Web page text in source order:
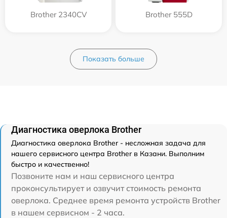
Brother 2340CV Brother 555D
Показать больше
Диагностика оверлока Brother
Диагностика оверлока Brother - несложная задача для
нашего сервисного центра Brother в Казани. Выполним
быстро и качественно!
Позвоните нам и наш сервисного центра
проконсультирует и озвучит стоимость ремонта
оверлока. Среднее время ремонта устройств Brother
в нашем сервисном - 2 часа.